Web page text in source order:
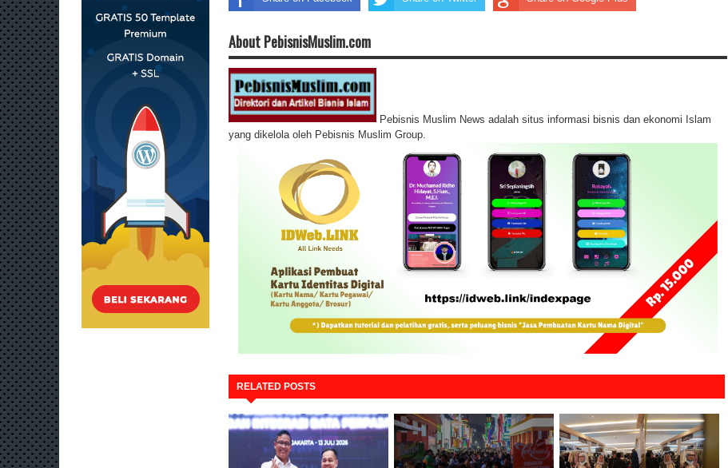
About PebisnisMuslim.com
Pebisnis Muslim News adalah situs informasi bisnis dan ekonomi Islam
yang dikelola oleh Pebisnis Muslim Group.
RELATED POSTS